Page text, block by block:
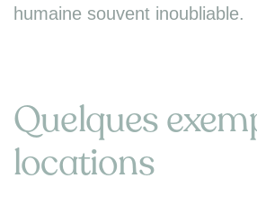
humaine souvent inoubliable.
Quelques
locations